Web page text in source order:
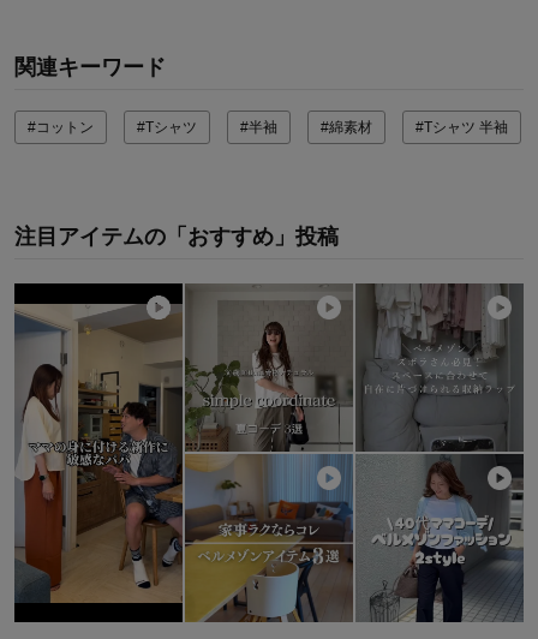
関連キーワード
#コットン #Tシャツ #半袖 #綿素材 #Tシャツ 半袖
注目アイテムの「おすすめ」投稿